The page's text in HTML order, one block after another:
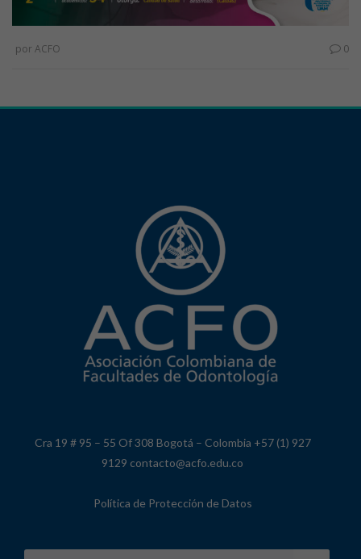
por ACFO 0
Cra 19 # 95 – 55 Of 308 Bogotá – Colombia +57 (1) 927
9129 contacto@acfo.edu.co
Política de Protección de Datos